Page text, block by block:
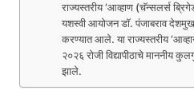
राज्यस्तरीय ‘आव्हाण (चॅन्सलर्स
यशस्वी आयोजन डॉ. पंजाबराव देशमुख
करण्यात आले. या राज्यस्तरीय
२०२६ रोजी विद्यापीठाचे माननीय
झाले.